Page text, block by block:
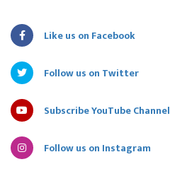
Like us on Facebook
Follow us on Twitter
Subscribe YouTube Channel
Follow us on Instagram